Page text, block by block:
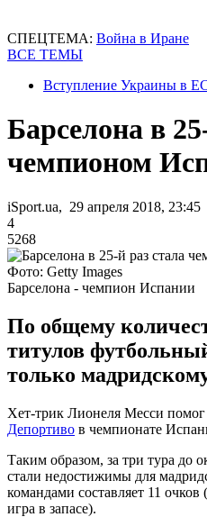
СПЕЦТЕМА: Война в Иране
ВСЕ ТЕМЫ
Вступление Украины в
Барселона в
чемпионом
iSport.ua, 29 апреля 2018, 23:45
4
5268
Фото: Getty Images
Барселона - чемпион Испании
По общему
титулов
только
Хет-трик Лионеля Месси помог
Депортиво в чемпионате
Таким образом, за три тура до
стали недостижимы для
командами составляет 11
игра в запасе).